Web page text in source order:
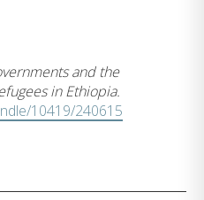
and the
inEthiopia.
10419/240615